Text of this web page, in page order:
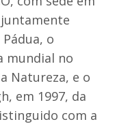
juntamente
o
mundial no
Natureza, e o
em 1997, da
com a